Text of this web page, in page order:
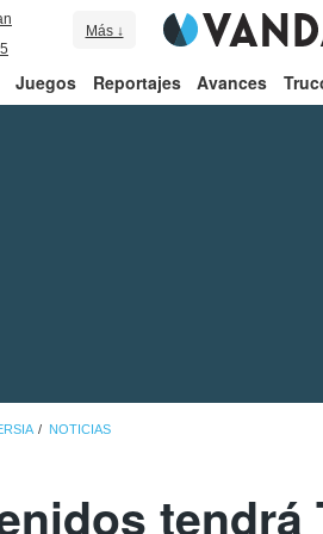
Más ↓
Juegos Reportajes Avances
NOTICIAS
tendrá